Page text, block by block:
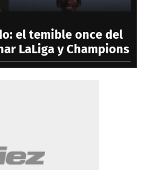
el temible once del
LaLiga y Champions